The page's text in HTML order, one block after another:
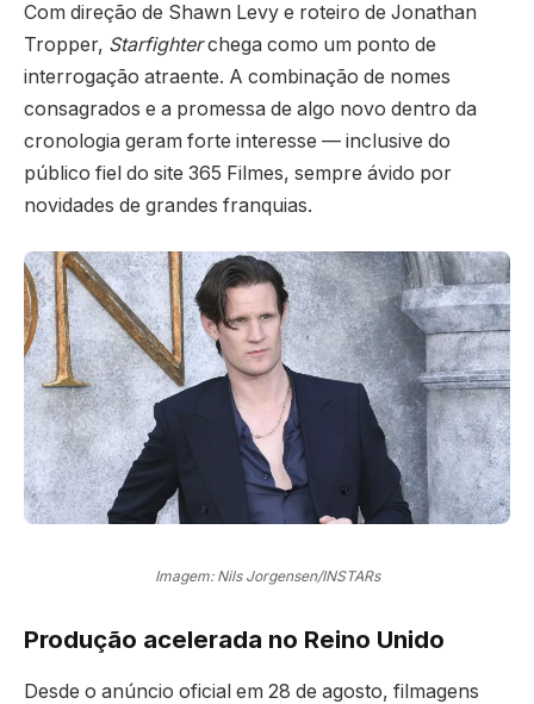
Com direção de Shawn Levy e roteiro de Jonathan
Tropper, Starfighterchega como um ponto de
interrogação atraente. A combinação de nomes
consagrados e a promessa de algo novo dentro da
cronologia geram forte interesse — inclusive do
público fiel do site 365 Filmes, sempre ávido por
novidades de grandes franquias.
Imagem: Nils Jorgensen/INSTARs
Produção acelerada no Reino Unido
Desde o anúncio oficial em 28 de agosto, filmagens